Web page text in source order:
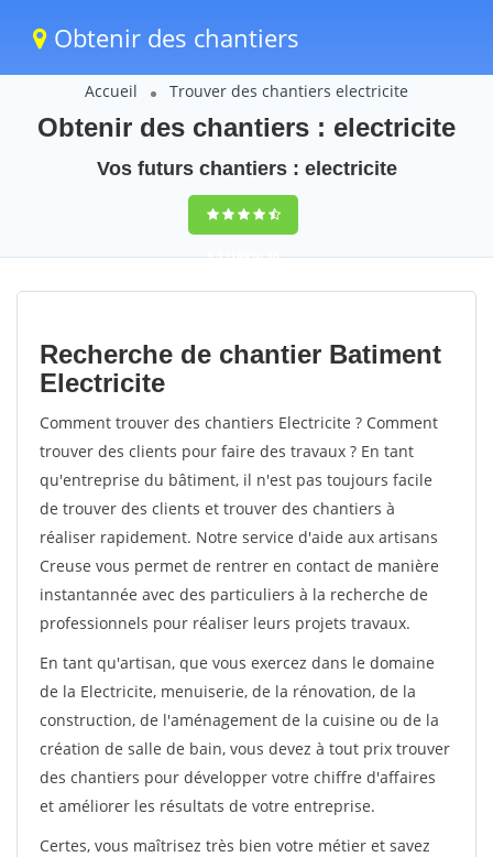
Obtenir des chantiers
Accueil Trouver des chantiers electricite
Obtenir des chantiers : electricite
Vos futurs chantiers : electricite
9,5(100%)38
votes
Recherche de chantier Batiment
Electricite
Comment trouver des chantiers Electricite ? Comment
trouver des clients pour faire des travaux ? En tant
qu'entreprise du bâtiment, il n'est pas toujours facile
de trouver des clients et trouver des chantiers à
réaliser rapidement. Notre service d'aide aux artisans
Creuse vous permet de rentrer en contact de manière
instantannée avec des particuliers à la recherche de
professionnels pour réaliser leurs projets travaux.
En tant qu'artisan, que vous exercez dans le domaine
de la Electricite, menuiserie, de la rénovation, de la
construction, de l'aménagement de la cuisine ou de la
création de salle de bain, vous devez à tout prix trouver
des chantiers pour développer votre chiffre d'affaires
et améliorer les résultats de votre entreprise.
Certes, vous maîtrisez très bien votre métier et savez